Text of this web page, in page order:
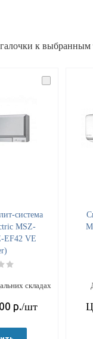
к
система
MSZ-
EF42 VE
складах
р./шт